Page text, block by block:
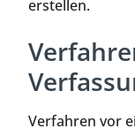
erstellen.
Verfahren vor